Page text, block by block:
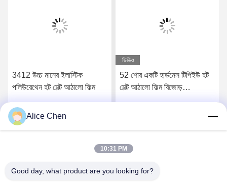
3412 উচ্চ মানের ইলাস্টিক
পলিউরেথেন হট মেল্ট আঠালো ফিল্ম
ভিডিও
52 শোর একটি হার্ডনেস টিপিইউ হট
মেল্ট আঠালো ফিল্ম বিজোড়
Alice Chen
10:31 PM
Good day, what product are you looking for?